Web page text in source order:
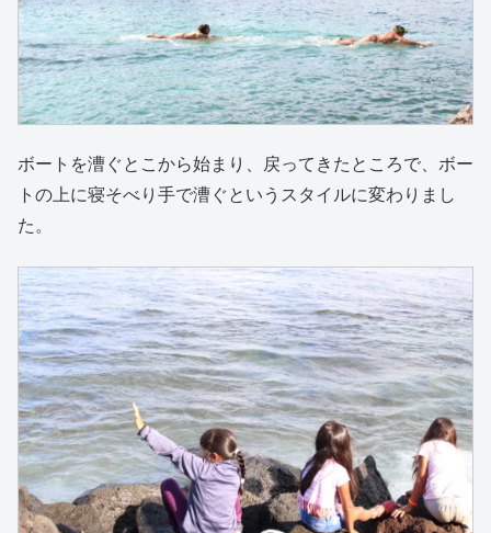
ボートを漕ぐとこから始まり、戻ってきたところで、ボー
トの上に寝そべり手で漕ぐというスタイルに変わりまし
た。